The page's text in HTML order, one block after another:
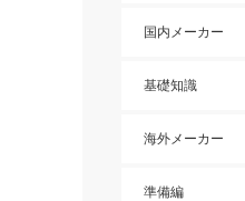
国内メーカー
基礎知識
海外メーカー
準備編